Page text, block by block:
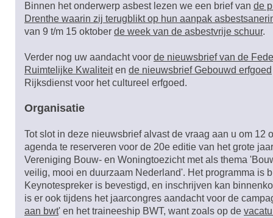
Binnen het onderwerp asbest lezen we een brief van de
Drenthe waarin zij terugblikt op hun aanpak
van 9 t/m 15 oktober de week van de asbestvrije schuur.
Verder nog uw aandacht voor de nieuwsbrief van de
Ruimtelijke Kwaliteiten de nieuwsbrief Gebouwd erfgoed
Rijksdienst voor het cultureel erfgoed.
Organisatie
Tot slot in deze nieuwsbrief alvast de vraag aan u om 12
agenda te reserveren voor de 20e editie van het grote
Vereniging Bouw- en Woningtoezicht met als thema
veilig, mooi en duurzaam Nederland'. Het programma is
Keynotespreker is bevestigd, en inschrijven kan
is er ook tijdens het jaarcongres aandacht voor de
aan bwt' en het traineeship BWT, want zoals op de